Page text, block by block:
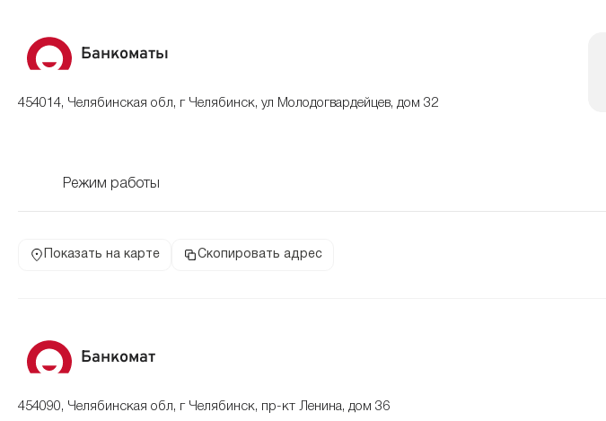
Банкоматы
454014, Челябинская обл, г Челябинск, ул Молодогвардейцев, дом 32
Режим работы
Показать на карте Скопировать адрес
Банкомат
454090, Челябинская обл, г Челябинск, пр-кт Ленина, дом 36